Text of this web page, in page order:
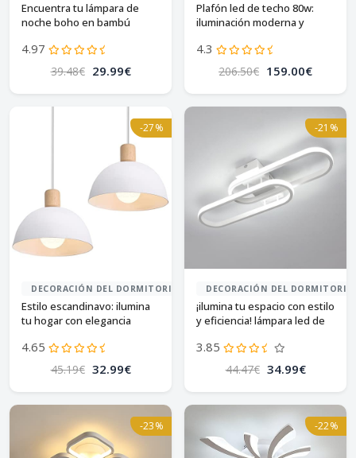
Encuentra tu lámpara de
noche boho en bambú
4.97
39.48€ 29.99€
Plafón led de techo 80w:
iluminación moderna y
4.3
206.50€ 159.00€
-27%
DECORACIÓN DEL DORMITORIO
Estilo escandinavo: ilumina
tu hogar con elegancia
4.65
45.19€ 32.99€
-21%
DECORACIÓN DEL DORMITORIO
¡ilumina tu espacio con estilo
y eficiencia! lámpara led de
3.85
44.47€ 34.99€
-23% -22%